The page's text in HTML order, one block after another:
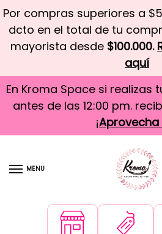
Por compras superiores a
dcto en el total de tu
mayorista desde $100.000.
aquí
En Kroma Space si realizas
antes de las 12:00 pm.
¡Aprovecha
MENU